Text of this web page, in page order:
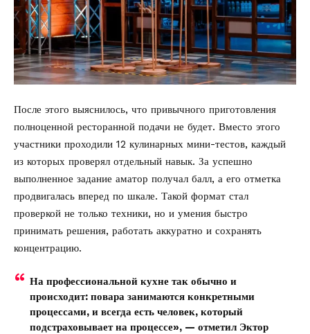
После этого выяснилось, что привычного приготовления
полноценной ресторанной подачи не будет. Вместо этого
участники проходили 12 кулинарных мини-тестов, каждый
из которых проверял отдельный навык. За успешно
выполненное задание аматор получал балл, а его отметка
продвигалась вперед по шкале. Такой формат стал
проверкой не только техники, но и умения быстро
принимать решения, работать аккуратно и сохранять
концентрацию.
На профессиональной кухне так обычно и
происходит: повара занимаются конкретными
процессами, и всегда есть человек, который
подстраховывает на процессе», — отметил Эктор